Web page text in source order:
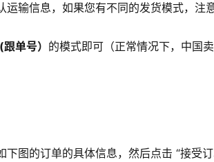
运输信息，如果您有不同的发货模式，注
单号） 的模式即可（正常情况下，中国
下图的订单的具体信息，然后点击 “接受